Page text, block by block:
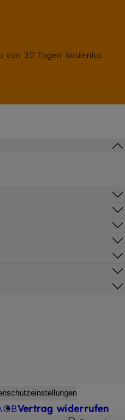
von 30 Tagen kostenlos
Vertrag widerrufen